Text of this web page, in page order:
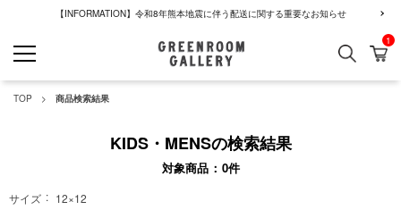
【INFORMATION】令和8年熊本地震に伴う配送に関する重要なお知らせ
検索 カ
1
TOP 商品検索結果
KIDS・MENSの検索結果
対象商品 0件
サイズ 12×12